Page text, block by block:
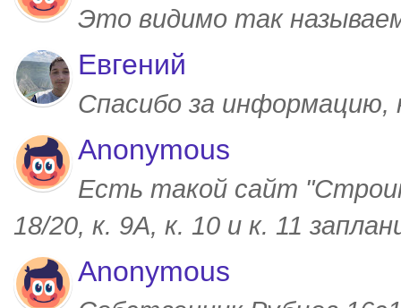
Это видимо так
Евгений
Спасибо за
Anonymous
Есть такой сайт
18/20, к. 9А, к. 10 и к. 11
Anonymous